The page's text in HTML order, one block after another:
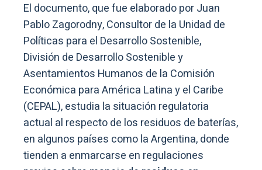
El documento, que fue elaborado por Juan
Pablo Zagorodny, Consultor de la Unidad de
Políticas para el Desarrollo Sostenible,
División de Desarrollo Sostenible y
Asentamientos Humanos de la Comisión
Económica para América Latina y el Caribe
(CEPAL), estudia la situación regulatoria
actual al respecto de los residuos de baterías,
en algunos países como la Argentina, donde
tienden a enmarcarse en regulaciones